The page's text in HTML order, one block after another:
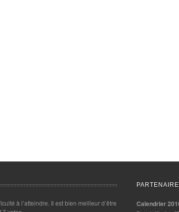
à l’atteindre. Il est bien meilleur d’être
Calendrier